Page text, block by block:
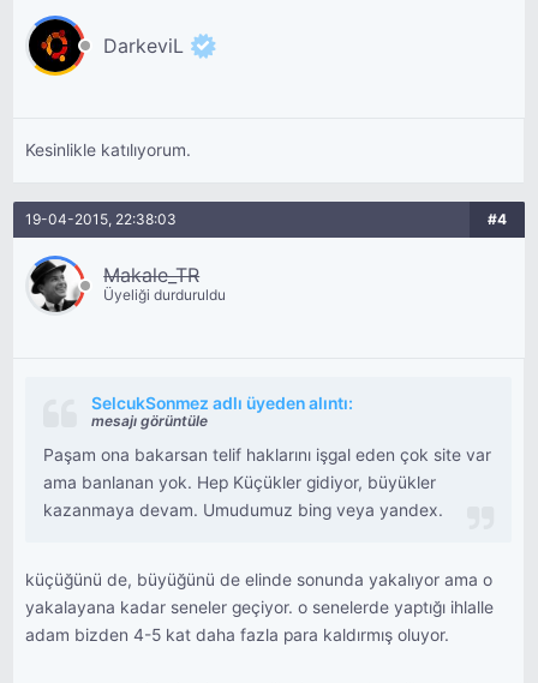
DarkeviL
Kesinlikle katılıyorum.
19-04-2015, 22:38:03 #4
Makale_TR
Üyeliği durduruldu
SelcukSonmez adlı üyeden alıntı:
mesajı görüntüle
Paşam ona bakarsan telif haklarını işgal eden çok site var
ama banlanan yok. Hep Küçükler gidiyor, büyükler
kazanmaya devam. Umudumuz bing veya yandex.
küçüğünü de, büyüğünü de elinde sonunda yakalıyor ama o
yakalayana kadar seneler geçiyor. o senelerde yaptığı ihlalle
adam bizden 4-5 kat daha fazla para kaldırmış oluyor.